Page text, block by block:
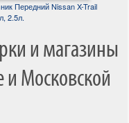
Передний Nissan X-Trail
2.5л.
и магазины
и Московской